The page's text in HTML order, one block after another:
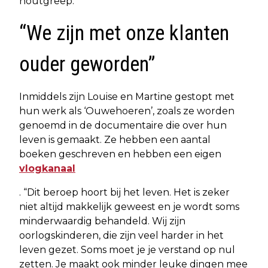
“We zijn met onze klanten
ouder geworden”
Inmiddels zijn Louise en Martine gestopt met
hun werk als ‘Ouwehoeren’, zoals ze worden
genoemd in de documentaire die over hun
leven is gemaakt. Ze hebben een aantal
boeken geschreven en hebben een eigen
vlogkanaal
. “Dit beroep hoort bij het leven. Het is zeker
niet altijd makkelijk geweest en je wordt soms
minderwaardig behandeld. Wij zijn
oorlogskinderen, die zijn veel harder in het
leven gezet. Soms moet je je verstand op nul
zetten. Je maakt ook minder leuke dingen mee